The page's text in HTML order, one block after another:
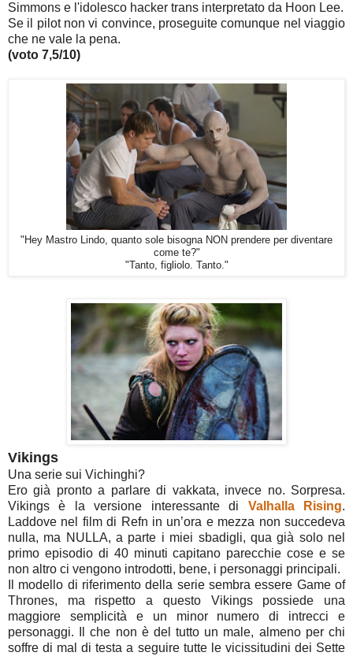
Simmons e l'idolesco hacker trans interpretato da Hoon Lee.
Se il pilot non vi convince, proseguite comunque nel viaggio
che ne vale la pena.
(voto 7,5/10)
"Hey Mastro Lindo, quanto sole bisogna NON prendere per diventare
come te?"
"Tanto, figliolo. Tanto."
Vikings
Una serie sui Vichinghi?
Ero già pronto a parlare di vakkata, invece no. Sorpresa.
Vikings è la versione interessante di Valhalla Rising.
Laddove nel film di Refn in un’ora e mezza non succedeva
nulla, ma NULLA, a parte i miei sbadigli, qua già solo nel
primo episodio di 40 minuti capitano parecchie cose e se
non altro ci vengono introdotti, bene, i personaggi principali.
Il modello di riferimento della serie sembra essere Game of
Thrones, ma rispetto a questo Vikings possiede una
maggiore semplicità e un minor numero di intrecci e
personaggi. Il che non è del tutto un male, almeno per chi
soffre di mal di testa a seguire tutte le vicissitudini dei Sette